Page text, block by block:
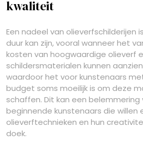
kwaliteit
Een nadeel van olieverfschilderijen
duur kan zijn, vooral wanneer het
kosten van hoogwaardige olieverf
schildersmaterialen kunnen
waardoor het voor kunstenaars
budget soms moeilijk is om deze
schaffen. Dit kan een belemmering
beginnende kunstenaars die
olieverftechnieken en hun
doek.